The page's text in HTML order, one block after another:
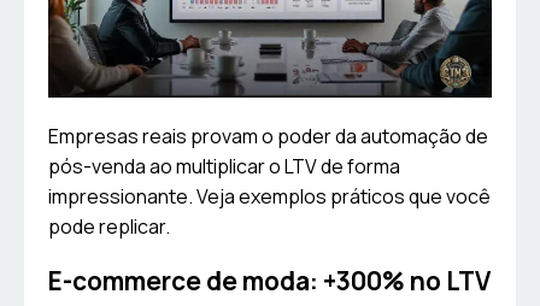
Empresas reais provam o poder da automação de
pós-venda ao multiplicar o LTV de forma
impressionante. Veja exemplos práticos que você
pode replicar.
E-commerce de moda: +300% no LTV